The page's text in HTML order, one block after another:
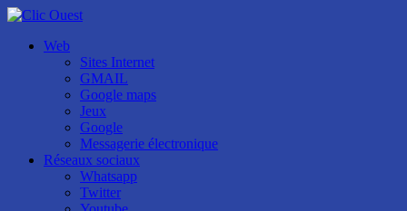
Web
Sites Internet
GMAIL
Google maps
Jeux
Google
Messagerie électronique
Réseaux sociaux
Whatsapp
Twitter